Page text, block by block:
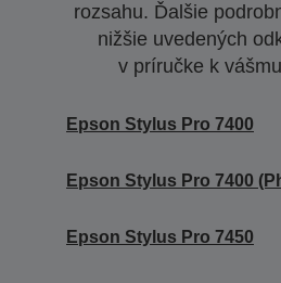
rozsahu. Ďalšie
nižšie uvedených
v príručke k
Epson Stylus Pro 7400
Epson Stylus Pro 7400
Epson Stylus Pro 7450